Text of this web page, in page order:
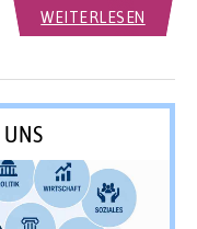
WEITERLESEN